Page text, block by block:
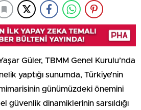
Güler, TBMM Genel Kurulu’nda
yaptığı sunumda, Türkiye’nin
günümüzdeki önemini
güvenlik dinamiklerinin sarsıldığı